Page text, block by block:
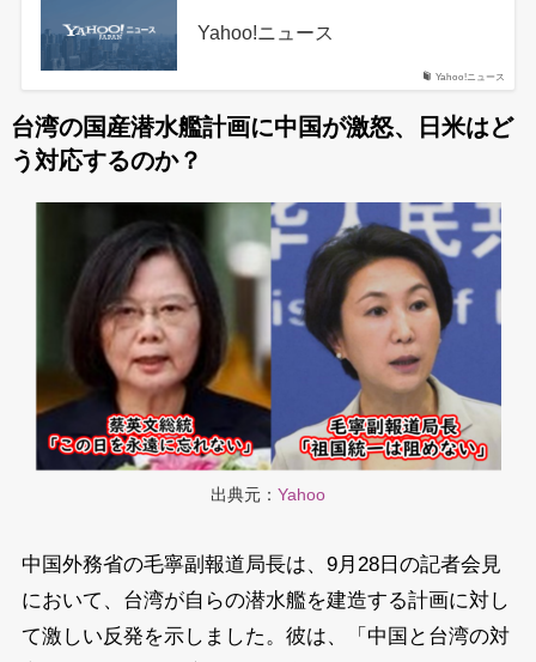
Yahoo!ニュース
Yahoo!ニュース
台湾の国産潜水艦計画に中国が激怒、日米はど
う対応するのか？
出典元： Yahoo
中国外務省の毛寧副報道局長は、9月28日の記者会見
において、台湾が自らの潜水艦を建造する計画に対し
て激しい反発を示しました。彼は、「中国と台湾の対